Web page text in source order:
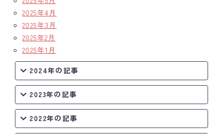
2025年4月
2025年3月
2025年2月
2025年1月
2024年の記事
2023年の記事
2022年の記事